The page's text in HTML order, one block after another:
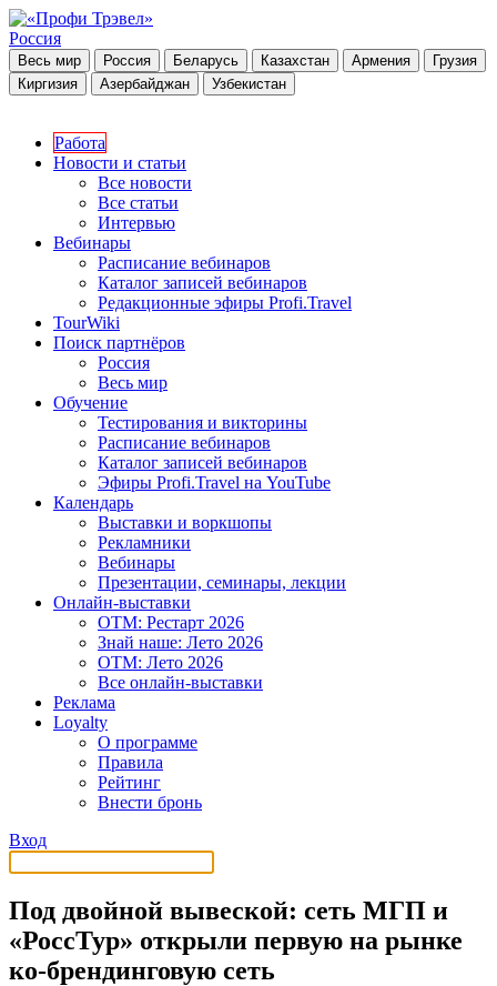
Россия
Весь мир Россия Беларусь Казахстан Армения
Грузия
Киргизия
Азербайджан Узбекистан
Работа
Новости и статьи
Все новости
Все статьи
Интервью
Вебинары
Расписание вебинаров
Каталог записей вебинаров
Редакционные эфиры Profi.Travel
TourWiki
Поиск партнёров
Россия
Весь мир
Обучение
Тестирования и викторины
Расписание вебинаров
Каталог записей вебинаров
Эфиры Profi.Travel на YouTube
Календарь
Выставки и воркшопы
Рекламники
Вебинары
Презентации, семинары, лекции
Онлайн-выставки
OTM: Рестарт 2026
Знай наше: Лето 2026
OTM: Лето 2026
Все онлайн-выставки
Реклама
Loyalty
О программе
Правила
Рейтинг
Внести бронь
Вход
Под двойной вывеской: сеть МГП и
«РоссТур» открыли первую на рынке
ко-брендинговую сеть